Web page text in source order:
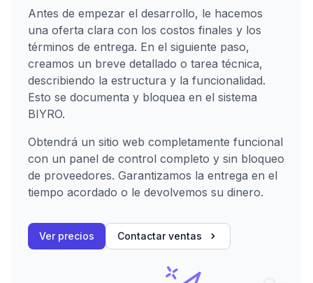
Antes de empezar el desarrollo, le hacemos
una oferta clara con los costos finales y los
términos de entrega. En el siguiente paso,
creamos un breve detallado o tarea técnica,
describiendo la estructura y la funcionalidad.
Esto se documenta y bloquea en el sistema
BIYRO.
Obtendrá un sitio web completamente funcional
con un panel de control completo y sin bloqueo
de proveedores. Garantizamos la entrega en el
tiempo acordado o le devolvemos su dinero.
Ver precios Contactar ventas